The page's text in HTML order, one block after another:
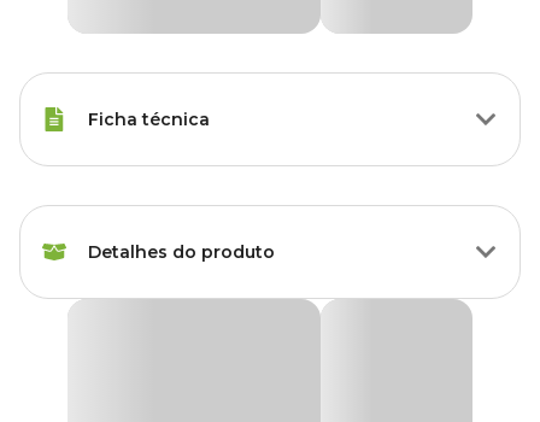
Ficha técnica
Porte
Detalhes do produto